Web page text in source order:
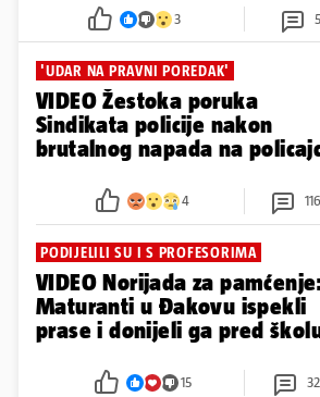
3 5
'UDAR NA PRAVNI POREDAK'
VIDEO Žestoka poruka
Sindikata policije nakon
brutalnog napada na
4 116
PODIJELILI SU I S PROFESORIMA
VIDEO Norijada za
Maturanti u Đakovu ispekli
prase i donijeli ga pred
15 32